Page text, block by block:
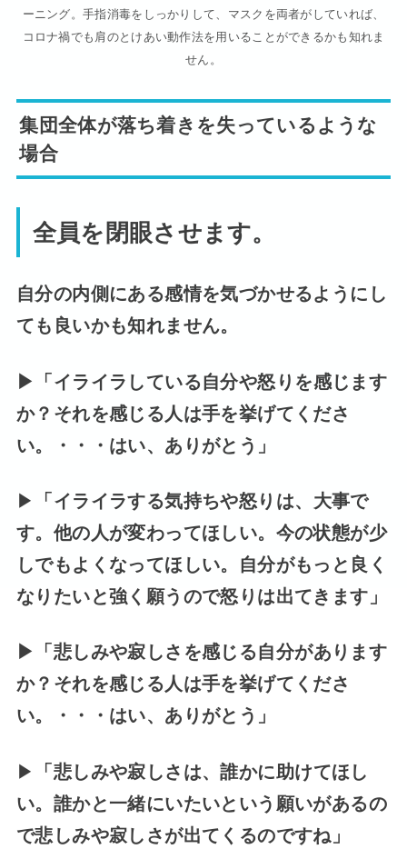
ーニング。手指消毒をしっかりして、マスクを両者がしていれば、
コロナ禍でも肩のとけあい動作法を用いることができるかも知れま
せん。
集団全体が落ち着きを失っているような
場合
全員を閉眼させます。
自分の内側にある感情を気づかせるようにし
ても良いかも知れません。
▶
「イライラしている自分や怒りを感じます
か？それを感じる人は手を挙げてくださ
い。・・・はい、ありがとう」
▶ 「 イライラする気持ちや怒り は、大事で
す。他の人が変わってほしい。今の状態が少
しでもよくなってほしい。自分がもっと良く
なりたいと強く願うので怒りは出てきます」
▶
「悲しみや寂しさを感じる自分があります
か？それを感じる人は手を挙げてくださ
い。・・・はい、ありがとう」
▶
「悲しみや寂しさは、誰かに助けてほし
い。誰かと一緒にいたいという願いがあるの
で悲しみや寂しさが出てくるのですね」